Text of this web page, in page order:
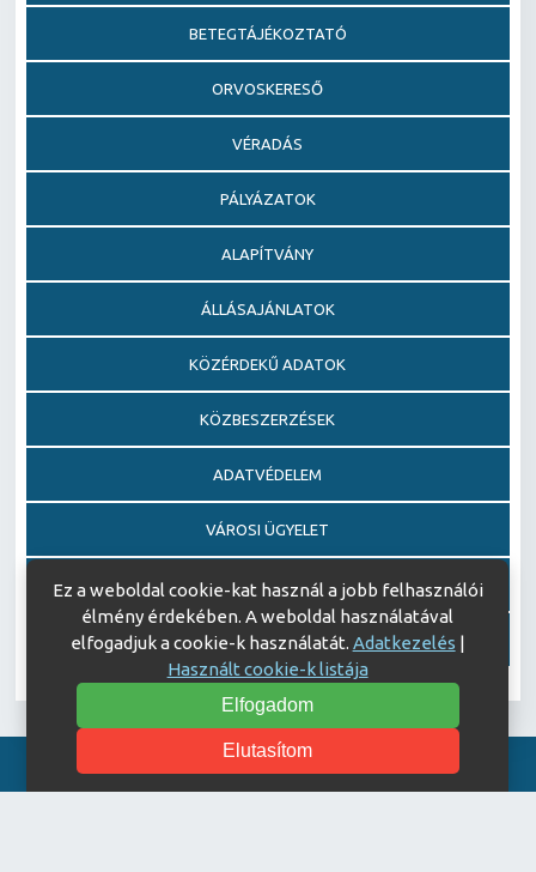
BETEGTÁJÉKOZTATÓ
ORVOSKERESŐ
VÉRADÁS
PÁLYÁZATOK
ALAPÍTVÁNY
ÁLLÁSAJÁNLATOK
KÖZÉRDEKŰ ADATOK
KÖZBESZERZÉSEK
ADATVÉDELEM
VÁROSI ÜGYELET
EGÉSZSÉGFEJLESZTŐ KÓRHÁZ DÍJ PÁLYÁZAT
AJÁNDÉKOZÁSI OKIRATOK
Ez a weboldal cookie-kat használ a jobb felhasználói
élmény érdekében. A weboldal használatával
elfogadjuk a cookie-k használatát. Adatkezelés |
Használt cookie-k listája
Elfogadom
Elutasítom